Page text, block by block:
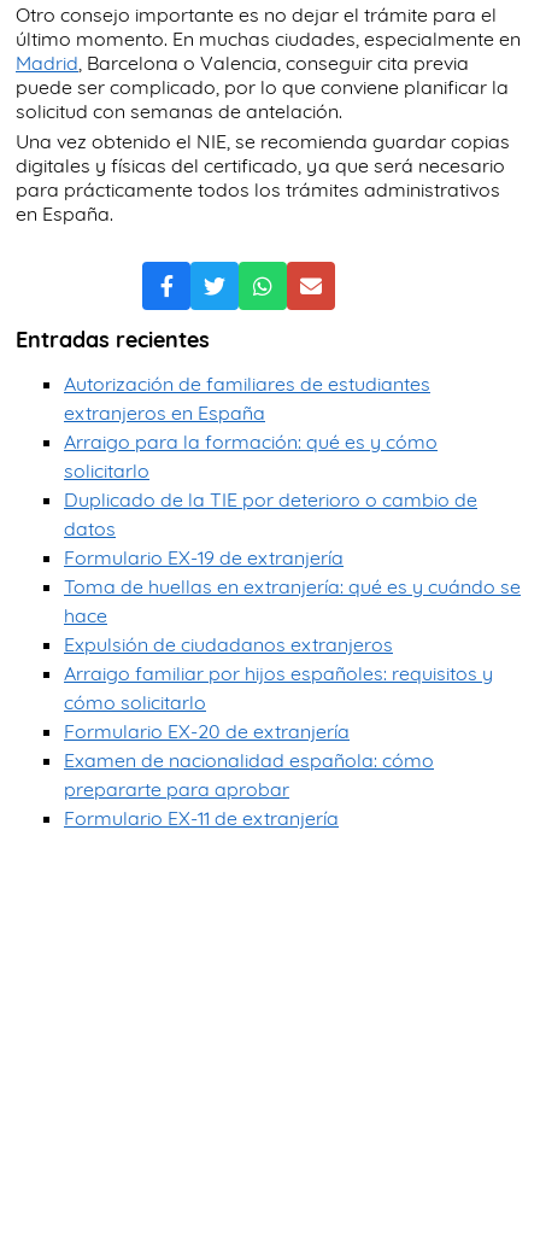
Otro consejo importante es no dejar el trámite para el
último momento. En muchas ciudades, especialmente en
Madrid, Barcelona o Valencia, conseguir cita previa
puede ser complicado, por lo que conviene planificar la
solicitud con semanas de antelación.
Una vez obtenido el NIE, se recomienda guardar copias
digitales y físicas del certificado, ya que será necesario
para prácticamente todos los trámites administrativos
en España.
Entradas recientes
Autorización de familiares de estudiantes
extranjeros en España
Arraigo para la formación: qué es y cómo
solicitarlo
Duplicado de la TIE por deterioro o cambio de
datos
Formulario EX-19 de extranjería
Toma de huellas en extranjería: qué es y cuándo se
hace
Expulsión de ciudadanos extranjeros
Arraigo familiar por hijos españoles: requisitos y
cómo solicitarlo
Formulario EX-20 de extranjería
Examen de nacionalidad española: cómo
prepararte para aprobar
Formulario EX-11 de extranjería